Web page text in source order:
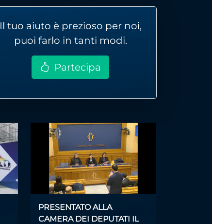
Il tuo aiuto è prezioso per noi,
puoi farlo in tanti modi.
Partecipa
PRESENTATO ALLA
CAMERA DEI DEPUTATI IL